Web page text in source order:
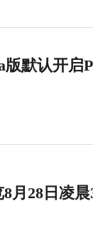
版默认开启
8月28日凌